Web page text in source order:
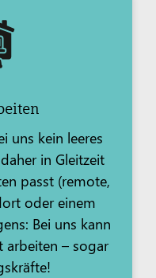
uns kein leeres
in Gleitzeit
passt (remote,
oder einem
Bei uns kann
arbeiten – sogar